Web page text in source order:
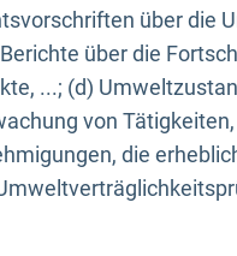
über die
über die
...; (d)
von
die